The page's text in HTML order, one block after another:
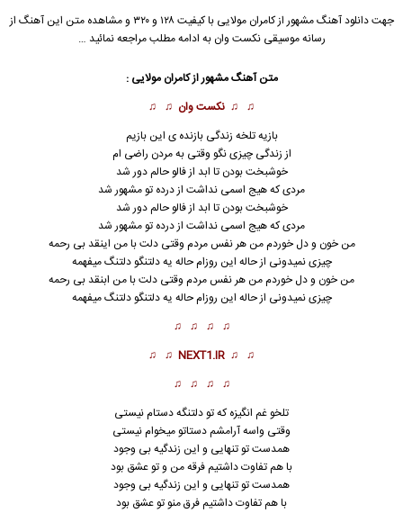
جهت دانلود آهنگ مشهور ازکامران مولایی
با کیفیت ۱۲۸ و ۳۲۰ و مشاهده متن این آهنگ از
رسانه موسیقی نکست وان به ادامه مطلب مراجعه نمائید …
متن آهنگ مشهور از کامران مولایی :
♫ ♫ نکست وان ♫ ♫
بازیه تلخه زندگی بازنده ی این بازیم
از زندگی چیزی نگو وقتی به مردن راضی ام
خوشبخت بودن تا ابد از فالو حالم دور شد
مردی که هیج اسمی نداشت از درده تو مشهور شد
خوشبخت بودن تا ابد از فالو حالم دور شد
مردی که هیج اسمی نداشت از درده تو مشهور شد
من خون و دل خوردم من هر نفس مردم وقتی دلت با من اینقد بی رحمه
چیزی نمیدونی از حاله این روزام حاله یه دلتنگو دلتنگ میفهمه
من خون و دل خوردم من هر نفس مردم وقتی دلت با من ابنقد بی رحمه
چیزی نمیدونی از حاله این روزام حاله یه دلتنگو دلتنگ میفهمه
♫ ♫ ♫ ♫
♫ ♫
NEXT1.IR
♫ ♫
♫ ♫ ♫ ♫
تلخو غم انگیزه که تو دلتنگه دستام نیستی
وقتی واسه آرامشم دستاتو میخوام نیستی
همدست تو تنهایی و این زندگیه بی وجود
با هم تفاوت داشتیم فرقه من و تو عشق بود
همدست تو تنهایی و این زندگیه بی وجود
با هم تفاوت داشتیم فرق منو تو عشق بود